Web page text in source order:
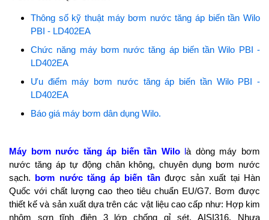
Thông số kỹ thuật máy bơm nước tăng áp biến tần Wilo
PBI - LD402EA
Chức năng máy bơm nước tăng áp biến tần Wilo PBI -
LD402EA
Ưu điểm máy bơm nước tăng áp biến tần Wilo PBI -
LD402EA
Báo giá máy bơm dân dụng Wilo.
Máy bơm nước tăng áp biến tần Wilolà dòng máy bơm
nước tăng áp tự động chân không, chuyên dụng bơm nước
sạch. bơm nước tăng áp biến tầnđược sản xuất tại Hàn
Quốc với chất lượng cao theo tiêu chuẩn EU/G7. Bơm được
thiết kế và sản xuất dựa trên các vật liệu cao cấp như: Hợp kim
nhôm sơn tĩnh điện 3 lớp chống gỉ sét, AISI316, Nhựa